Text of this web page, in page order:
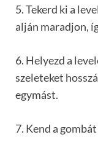
5. Tekerd ki a
alján maradjon,
6. Helyezd a
szeleteket
egymást.
7. Kend a